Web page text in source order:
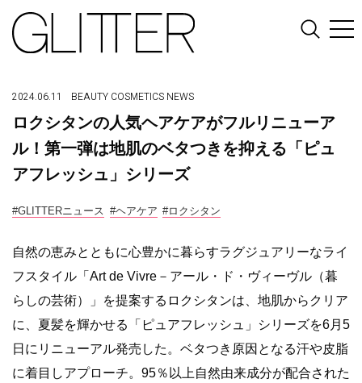
2024.06.11 BEAUTY COSMETICS NEWS
ロクシタンの人気ヘアケアがフルリニューア
ル！第一弾は地肌のベタつきを抑える「ピュ
アフレッシュ」シリーズ
#GLITTERニュース #ヘアケア #ロクシタン
自然の恵みとともに心豊かに暮らすラグジュアリーなライ
フスタイル「Art de Vivre－アール・ド・ヴィーヴル（暮
らしの芸術）」を提案するロクシタンは、地肌からクリア
に、夏髪を輝かせる「ピュアフレッシュ」シリーズを6月5
日にリニューアル発売した。ベタつき原因となる汗や皮脂
に着目しアプローチ。95％以上自然由来成分が配合された